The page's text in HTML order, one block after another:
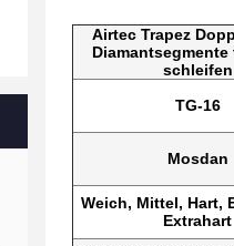
Airtec Trapez
schleifen
TG-16
Mosdan
Weich, Mittel, Hart,
Extrahart